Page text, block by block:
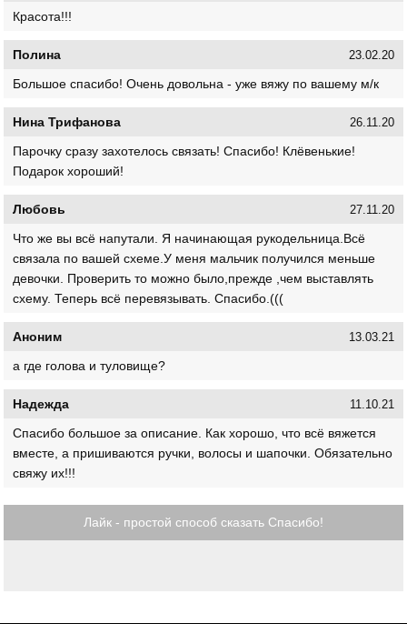
Красота!!!
Полина 23.02.20
Большое спасибо! Очень довольна - уже вяжу по вашему м/к
Нина Трифанова 26.11.20
Парочку сразу захотелось связать! Спасибо! Клёвенькие!
Подарок хороший!
Любовь 27.11.20
Что же вы всё напутали. Я начинающая рукодельница.Всё
связала по вашей схеме.У меня мальчик получился меньше
девочки. Проверить то можно было,прежде ,чем выставлять
схему. Теперь всё перевязывать. Спасибо.(((
Аноним 13.03.21
а где голова и туловище?
Надежда 11.10.21
Спасибо большое за описание. Как хорошо, что всё вяжется
вместе, а пришиваются ручки, волосы и шапочки. Обязательно
свяжу их!!!
Лайк - простой способ сказать Спасибо!